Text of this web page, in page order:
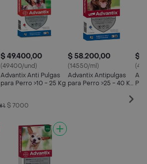
$ 49.400,00
(49400/und)
Advantix Anti Pulgas
para Perro >10 - 25 Kg
$ 58.200,00
(14550/ml)
Advantix Antipulgas
para Perro >25 - 40 Kg
$
$ 7000